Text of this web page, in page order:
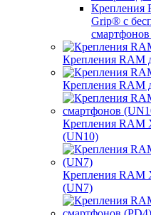
Крепления
Grip® с
Крепления RAM
Крепления RAM
Крепления RAM
(UN10)
Крепления RAM
(UN7)